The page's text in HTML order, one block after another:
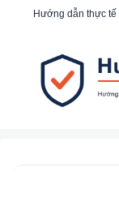
Hướng dẫn thực